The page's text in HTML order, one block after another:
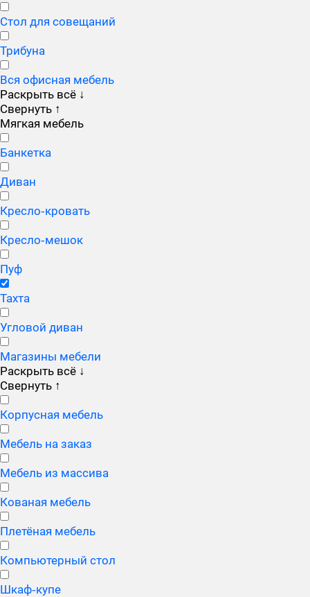
Стол для совещаний
Трибуна
Вся офисная мебель
Раскрыть всё ↓
Свернуть ↑
Мягкая мебель
Банкетка
Диван
Кресло‑кровать
Кресло‑мешок
Пуф
Тахта
Угловой диван
Магазины мебели
Раскрыть всё ↓
Свернуть ↑
Корпусная мебель
Мебель на заказ
Мебель из массива
Кованая мебель
Плетёная мебель
Компьютерный стол
Шкаф‑купе